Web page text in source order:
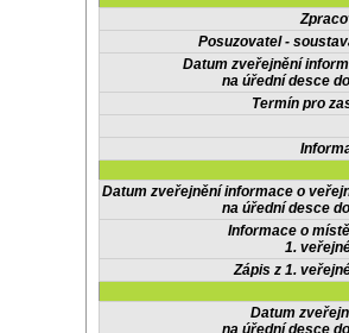
Posuzovatel -
Datum zveřejnění
na úřední desce
Termín pro
Datum zveřejnění informace o
na úřední desce
Informace o
1.
Zápis z 1.
Datum
na úřední desce